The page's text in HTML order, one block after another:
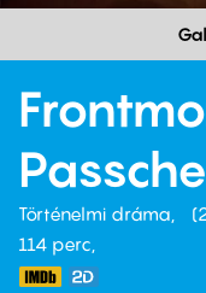
Történelmi dráma
114 perc,